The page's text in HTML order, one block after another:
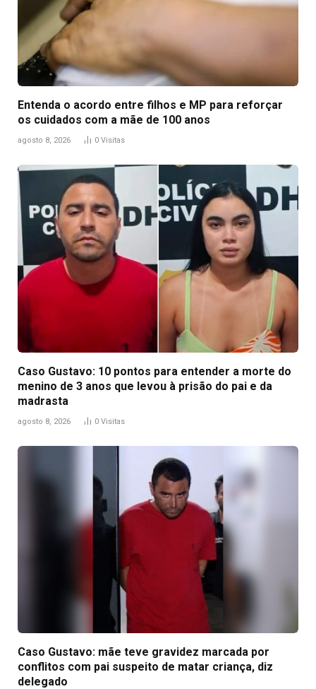
Entenda o acordo entre filhos e MP para reforçar
os cuidados com a mãe de 100 anos
agosto 8, 2026 0 Visitas
Caso Gustavo: 10 pontos para entender a morte do
menino de 3 anos que levou à prisão do pai e da
madrasta
agosto 8, 2026 0 Visitas
Caso Gustavo: mãe teve gravidez marcada por
conflitos com pai suspeito de matar criança, diz
delegado